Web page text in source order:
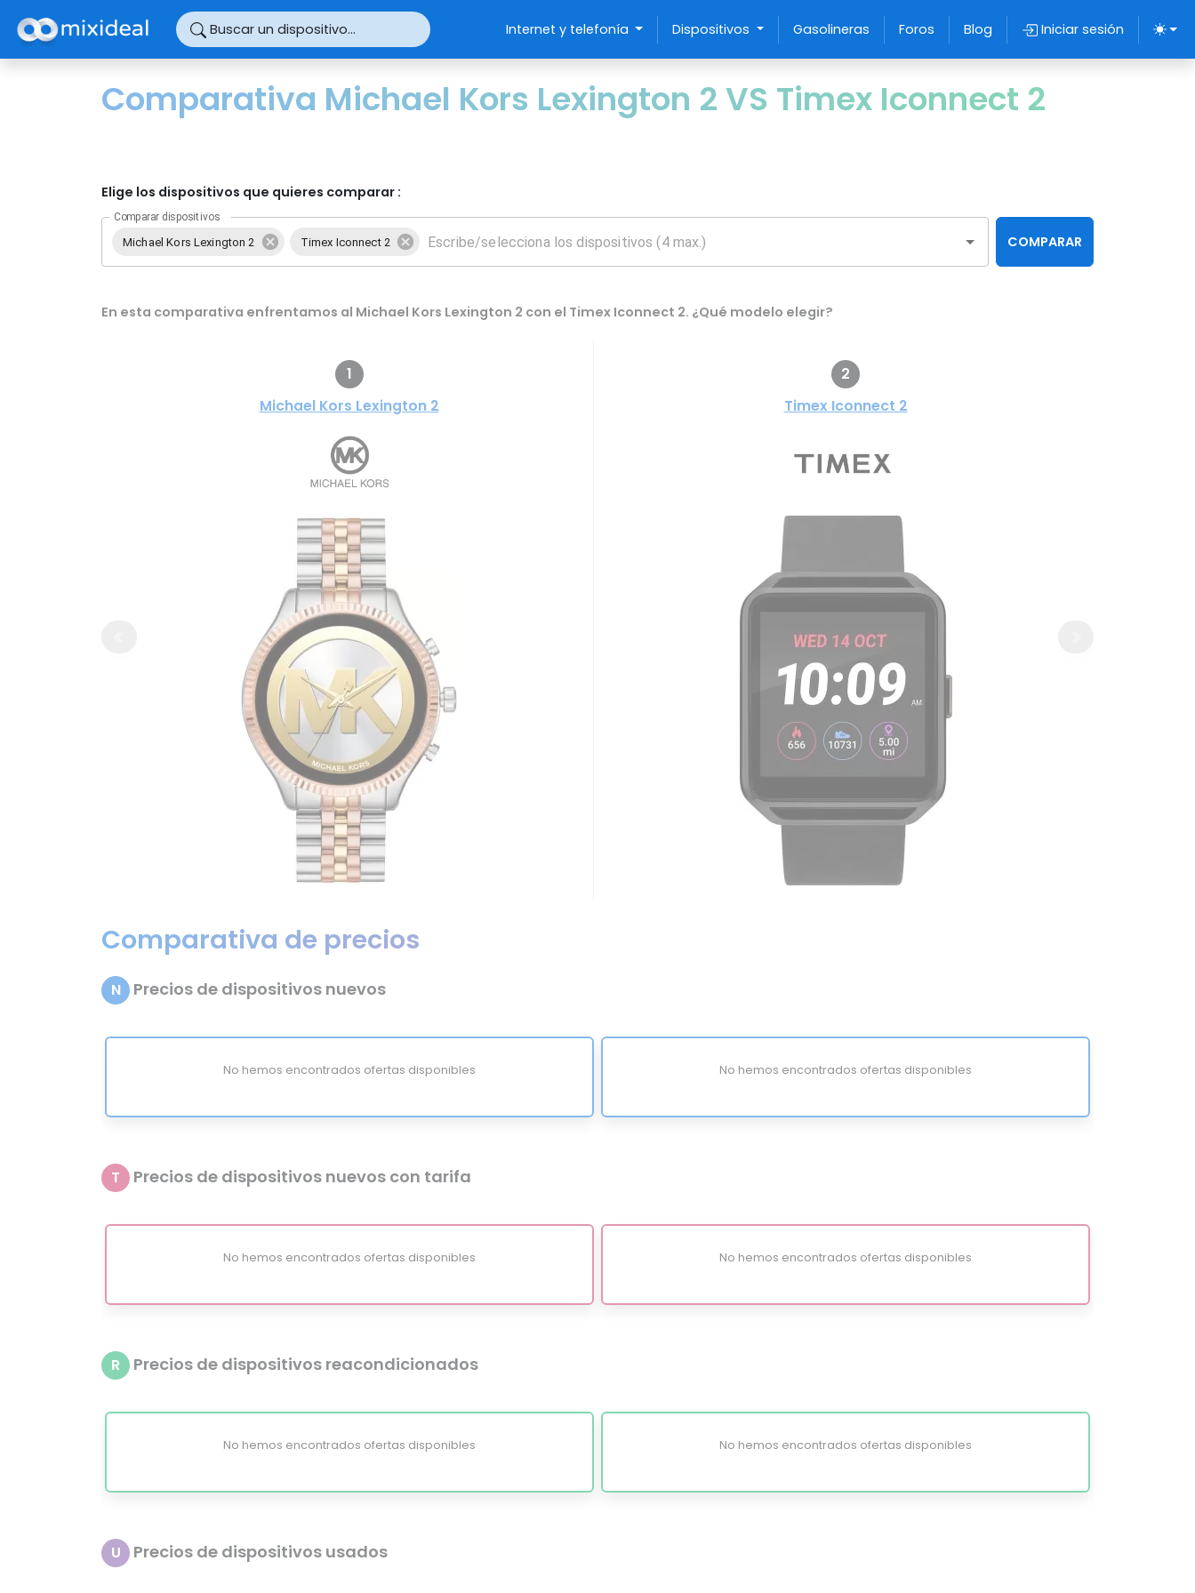
Buscar un dispositivo... Internet y telefonía Dispositivos Gasolineras Foros Blog Iniciar sesión
Comparativa Michael Kors Lexington 2 VS Timex Iconnect 2
Elige los dispositivos que quieres comparar :
Comparar dispositivos
Michael Kors Lexington 2 Timex Iconnect 2 COMPARAR
En esta comparativa enfrentamos al Michael Kors Lexington 2 con el Timex Iconnect 2. ¿Qué modelo elegir?
1
Michael Kors Lexington 2
2
Timex Iconnect 2
Comparativa de precios
N Precios de dispositivos nuevos
No hemos encontrados ofertas disponibles No hemos encontrados ofertas disponibles
T Precios de dispositivos nuevos con tarifa
No hemos encontrados ofertas disponibles No hemos encontrados ofertas disponibles
R Precios de dispositivos reacondicionados
No hemos encontrados ofertas disponibles No hemos encontrados ofertas disponibles
U Precios de dispositivos usados